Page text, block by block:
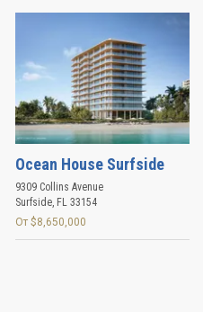
Ocean House Surfside
9309 Collins Avenue
Surfside, FL 33154
От $8,650,000